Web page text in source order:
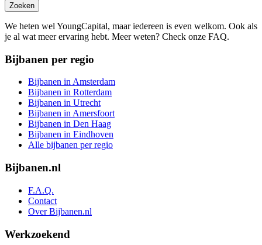
Zoeken
We heten wel YoungCapital, maar iedereen is even welkom. Ook als
je al wat meer ervaring hebt. Meer weten? Check onze FAQ.
Bijbanen per regio
Bijbanen in Amsterdam
Bijbanen in Rotterdam
Bijbanen in Utrecht
Bijbanen in Amersfoort
Bijbanen in Den Haag
Bijbanen in Eindhoven
Alle bijbanen per regio
Bijbanen.nl
F.A.Q.
Contact
Over Bijbanen.nl
Werkzoekend